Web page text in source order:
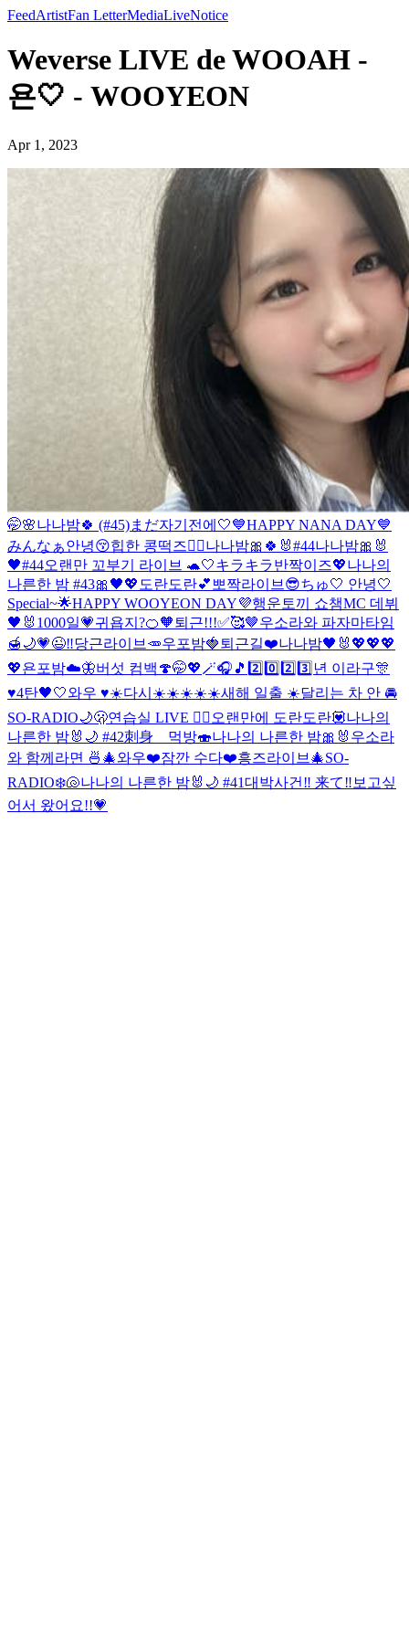
FeedArtistFan LetterMediaLiveNotice
Weverse LIVE de WOOAH -
욘🤍 - WOOYEON
Apr 1, 2023
🤭🌸나나밤🍀 (#45)まだ자기전에🤍💙HAPPY NANA DAY💙
みんなぁ안녕😚힙한 콩떡즈✌🏻나나밤🎀🍀🐰#44나나밤🎀🐰
🖤#44오랜만 꼬부기 라이브 🐢🤍キラキラ반짝이즈💖나나의
나른한 밤 #43🎀🖤💖 도란도란💕 뽀짝라이브😎ちゅ🤍 안녕🤍
Special~🌟HAPPY WOOYEON DAY💜행운토끼 쇼챔MC 데뷔
🖤🐰 1000일💗귀욥지?🍊🧡퇴근!!!✅🥰🤎우소라와 파자마타임
🍯🌙💗😉‼️당근라이브🥕우포밤🍓퇴근길❤️나나밤🖤🐰 💖💖💖
💖욘포밤☁️🦋버섯 컴백🍄🤭💖🪄🎧🎵 2️⃣0️⃣2️⃣3️⃣년 이라구🎊
♥️4탄🖤🤍와우 ♥️☀️다시☀️☀️☀️☀️☀️새해 일출 ☀️달리는 차 안 🚘
SO-RADIO🌙🫢연습실 LIVE ❤️‍🔥 오랜만에 도란도란💟나나의
나른한 밤🐰🌙 #42刺身 먹방🍣나나의 나른한 밤🎀🐰 우소라
와 함께라면 🍜🎄와우❤️잠깐 수다❤️흥즈라이브🎄SO-
RADIO❄️🐚나나의 나른한 밤🐰🌙 #41대박사건‼️ 来て‼️ 보고싶
어서 왔어요!!💗